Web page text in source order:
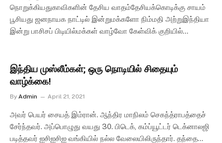
நொறுக்கியதுகாவிகளின் தேசிய வாதம்தேசியக்கொடிக்கு சாயம்
பூசியது ஜனநாயக நாட்டில் இன்றுமக்களோ நிம்மதி அற்றுஇந்தியா
இன்று பாசிசப் பிடியில்மக்கள் வாழ்வோ கேள்விக் குறியில்…
இந்திய முஸ்லீம்கள்; ஒரு நொடியில் சிதையும்
வாழ்க்கை!
By Admin April 21, 2021
அவர் பெயர் சையத் இம்ரான். ஆந்திர மாநிலம் செகந்த்ராபத்தைச்
சேர்ந்தவர். அப்பொழுது வயது 30. பிடெக், கம்ப்யூட்டர் டெக்னாலஜி
படித்தவர் ஐசிஐசிஐ வங்கியில் நல்ல வேலையிலிருந்தார். தந்தை…